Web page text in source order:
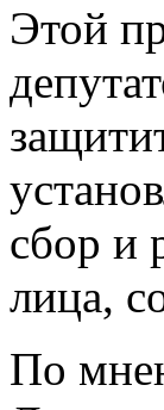
Этой
сбор и
лица,
По